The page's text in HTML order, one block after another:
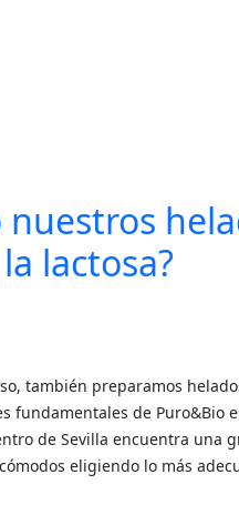
lactosa?
también preparamos
fundamentales de Puro&Bio
de Sevilla encuentra una
eligiendo lo más